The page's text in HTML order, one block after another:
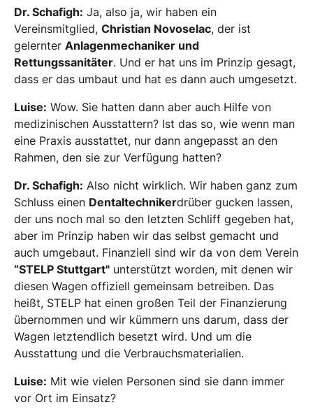
Dr. Schafigh: Ja, also ja, wir haben ein
Vereinsmitglied, Christian Novoselac, der ist
gelernter Anlagenmechaniker und
Rettungssanitäter. Und er hat uns im Prinzip gesagt,
dass er das umbaut und hat es dann auch umgesetzt.
Luise: Wow. Sie hatten dann aber auch Hilfe von
medizinischen Ausstattern? Ist das so, wie wenn man
eine Praxis ausstattet, nur dann angepasst an den
Rahmen, den sie zur Verfügung hatten?
Dr. Schafigh: Also nicht wirklich. Wir haben ganz zum
Schluss einen Dentaltechnikerdrüber gucken lassen,
der uns noch mal so den letzten Schliff gegeben hat,
aber im Prinzip haben wir das selbst gemacht und
auch umgebaut. Finanziell sind wir da von dem Verein
“STELP Stuttgart" unterstützt worden, mit denen wir
diesen Wagen offiziell gemeinsam betreiben. Das
heißt, STELP hat einen großen Teil der Finanzierung
übernommen und wir kümmern uns darum, dass der
Wagen letztendlich besetzt wird. Und um die
Ausstattung und die Verbrauchsmaterialien.
Luise: Mit wie vielen Personen sind sie dann immer
vor Ort im Einsatz?